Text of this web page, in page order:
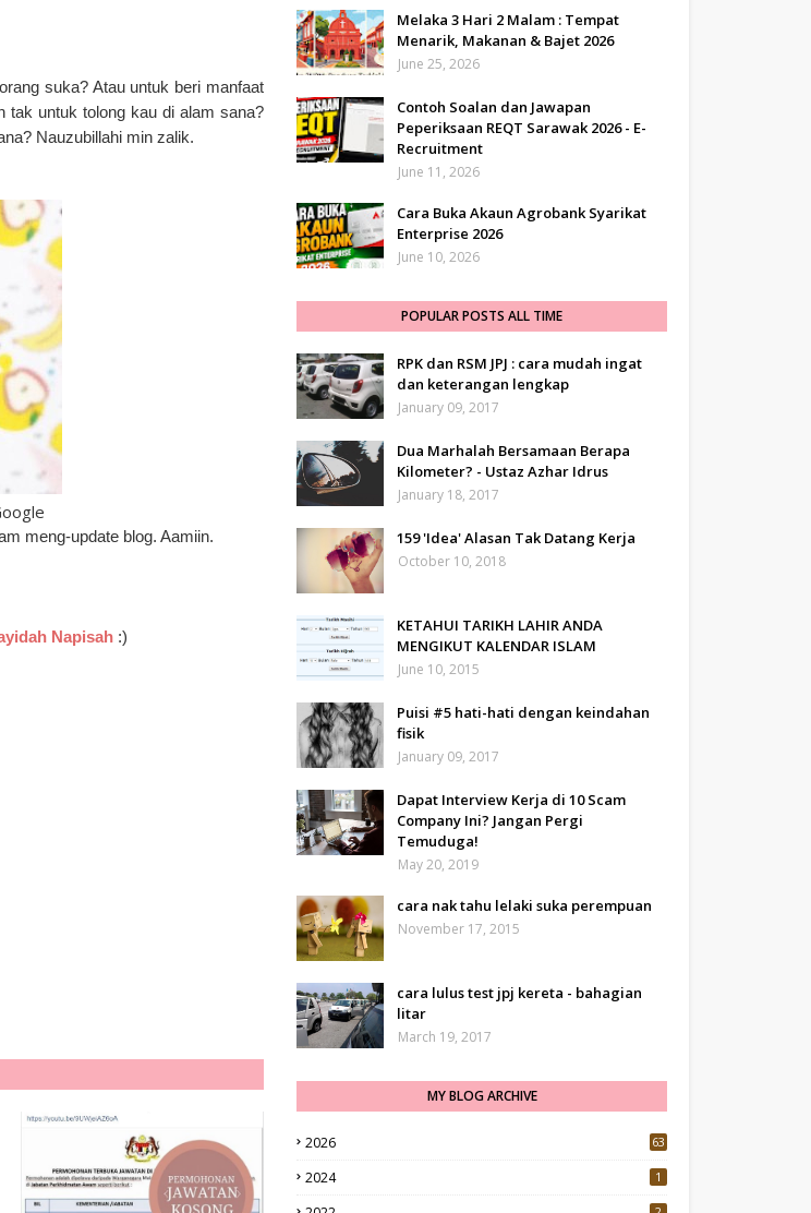
suka? Atau untuk beri manfaat
tak untuk tolong kau di alam sana?
Nauzubillahi min zalik.
meng-update blog. Aamiin.
Napisah :)
Melaka 3 Hari 2 Malam : Tempat
Menarik, Makanan & Bajet 2026
June 25, 2026
Contoh Soalan dan Jawapan
Peperiksaan REQT Sarawak 2026 - E-
Recruitment
June 11, 2026
Cara Buka Akaun Agrobank Syarikat
Enterprise 2026
June 10, 2026
POPULAR POSTS ALL TIME
RPK dan RSM JPJ : cara mudah ingat
dan keterangan lengkap
January 09, 2017
Dua Marhalah Bersamaan Berapa
Kilometer? - Ustaz Azhar Idrus
January 18, 2017
159 'Idea' Alasan Tak Datang Kerja
October 10, 2018
KETAHUI TARIKH LAHIR ANDA
MENGIKUT KALENDAR ISLAM
June 10, 2015
Puisi #5 hati-hati dengan keindahan
fisik
January 09, 2017
Dapat Interview Kerja di 10 Scam
Company Ini? Jangan Pergi
Temuduga!
May 20, 2019
cara nak tahu lelaki suka perempuan
November 17, 2015
cara lulus test jpj kereta - bahagian
litar
March 19, 2017
MY BLOG ARCHIVE
2026 63
2024 1